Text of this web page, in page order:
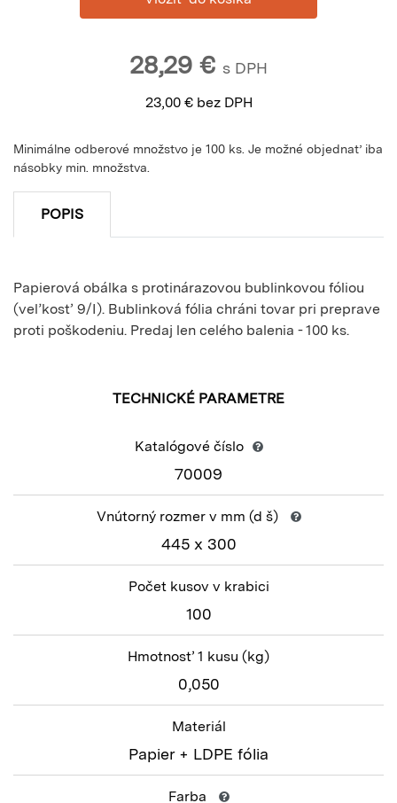
28,29 € s DPH
23,00€ bez DPH
Minimálne odberové množstvo je 100 ks. Je možné objednať iba
násobky min. množstva.
POPIS
Papierová obálka s protinárazovou bublinkovou fóliou
(veľkosť 9/I). Bublinková fólia chráni tovar pri preprave
proti poškodeniu. Predaj len celého balenia - 100 ks.
TECHNICKÉ PARAMETRE
Katalógové číslo
70009
Vnútorný rozmer v mm (d š)
445 x 300
Počet kusov v krabici
100
Hmotnosť 1 kusu (kg)
0,050
Materiál
Papier + LDPE fólia
Farba